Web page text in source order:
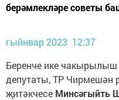
берәмлекләре советы
гыйнвар 2023 12:37
Беренче ике чакырылыш
депутаты, ТР Чирмешән
җитәкчесе Минсәгыйть